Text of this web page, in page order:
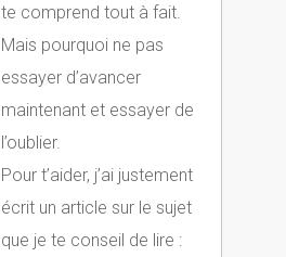
te comprend tout à fait.
Mais pourquoi ne pas
essayer d’avancer
maintenant et essayer de
l’oublier.
Pour t’aider, j’ai justement
écrit un article sur le sujet
que je te conseil de lire :